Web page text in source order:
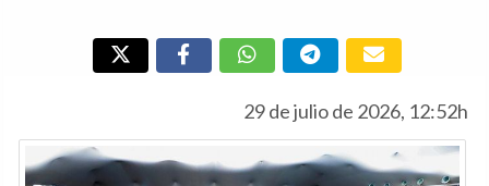
29 de julio de 2026, 12:52h